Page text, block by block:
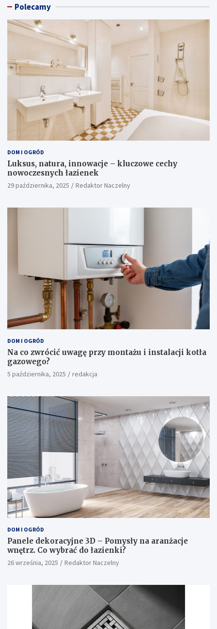
Polecamy
DOM I OGRÓD
Luksus, natura, innowacje – kluczowe cechy
nowoczesnych łazienek
29 października, 2025 Redaktor Naczelny
DOM I OGRÓD
Na co zwrócić uwagę przy montażu i instalacji kotła
gazowego?
5 października, 2025 redakcja
DOM I OGRÓD
Panele dekoracyjne 3D – Pomysły na aranżacje
wnętrz. Co wybrać do łazienki?
26 września, 2025 Redaktor Naczelny